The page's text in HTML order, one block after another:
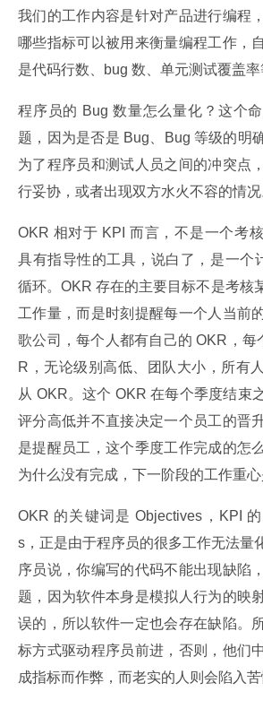
我们的工作内容是针对产品进行编程
哪些指标可以被用来衡量编程工作，
是代码行数、bug 数、单元测试覆盖率
程序员的 Bug 数量怎么量化？这个
题，因为是否是 Bug、Bug 等级的明
为了程序员和测试人员之间的冲突点
行妥协，或者出现双方水火不容的情况
OKR 相对于 KPI 而言，不是一个考
具有指导性的工具，说白了，是一个
循环。OKR 存在的主要目标不是考核
工作量，而是时刻提醒每一个人当前
歌公司，每个人都有自己的 OKR，每
R，无论级别高低、团队大小，所有
从 OKR。这个 OKR 在每个季度结束
评分高低并不直接决定一个员工的晋
是提醒员工，这个季度工作完成的怎
为什么没有完成，下一阶段的工作重心
OKR 的关键词是 Objectives，KPI
s，正是由于程序员的很多工作无法量
序员说，你编写的代码不能出现缺陷
题，因为软件本身是模拟人行为的映
误的，所以软件一定也会存在缺陷。
标方式驱动程序员前进，否则，他们
成指标而作弊，而老实的人则会陷入苦